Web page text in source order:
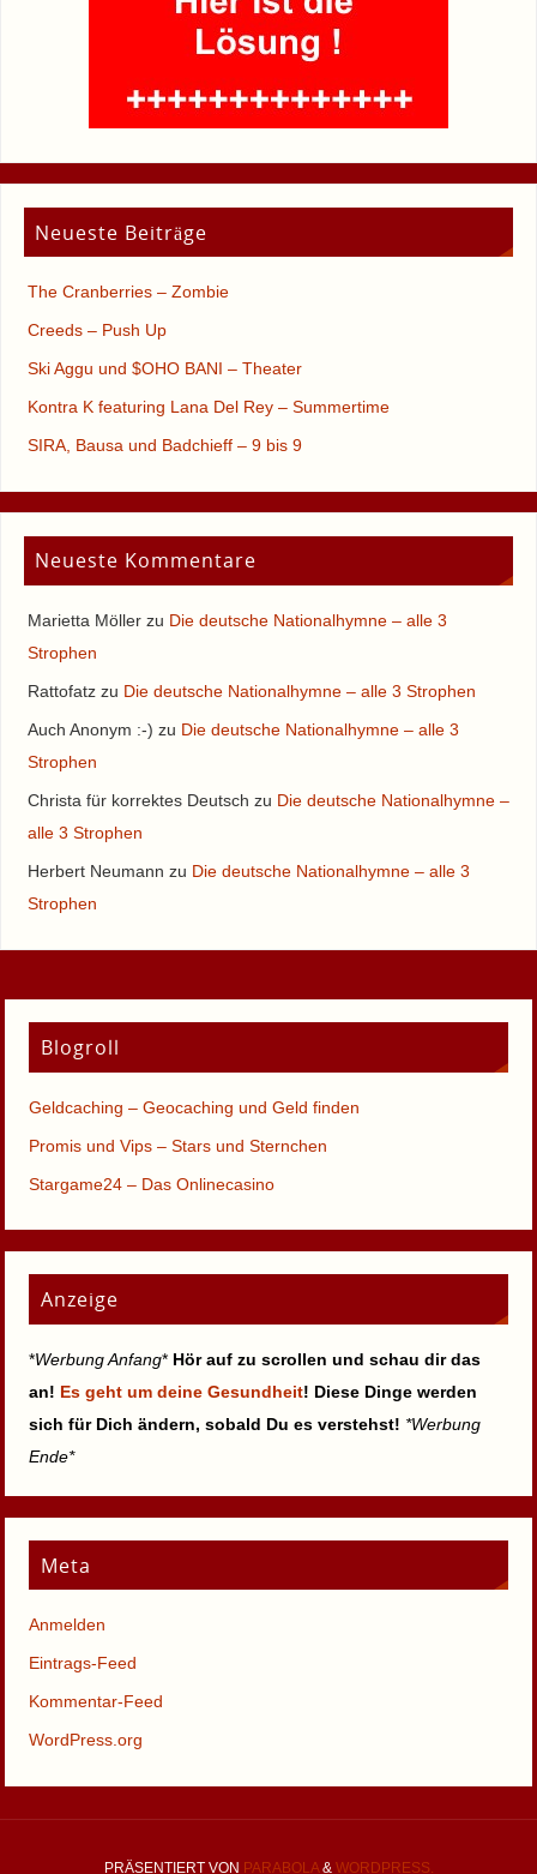
Neueste Beiträge
The Cranberries – Zombie
Creeds – Push Up
Ski Aggu und $OHO BANI – Theater
Kontra K featuring Lana Del Rey – Summertime
SIRA, Bausa und Badchieff – 9 bis 9
Neueste Kommentare
Marietta Möllerzu Die deutsche Nationalhymne – alle 3
Strophen
Rattofatzzu Die deutsche Nationalhymne – alle 3 Strophen
Auch Anonym :-) zu Die deutsche Nationalhymne – alle 3
Strophen
Christa für korrektes Deutsch zu Die deutsche Nationalhymne –
alle 3 Strophen
Herbert Neumann zu Die deutsche Nationalhymne – alle 3
Strophen
Blogroll
Geldcaching – Geocaching und Geld finden
Promis und Vips – Stars und Sternchen
Stargame24 – Das Onlinecasino
Anzeige
*Werbung Anfang* Hör auf zu scrollen und schau dir das
an! Es geht um deine Gesundheit! Diese Dinge werden
sich für Dich ändern, sobald Du es verstehst! *Werbung
Ende*
Meta
Anmelden
Eintrags-Feed
Kommentar-Feed
WordPress.org
PRÄSENTIERT VON PARABOLA& WORDPRESS.